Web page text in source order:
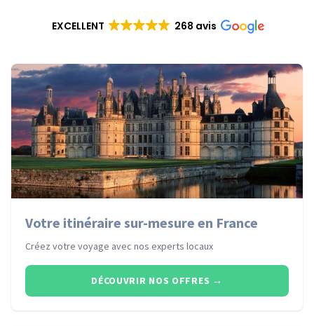
EXCELLENT 268 avis
Votre itinéraire sur-mesure en France
Créez votre voyage avec nos experts locaux
DÉCOUVRIR NOS OFFRES →